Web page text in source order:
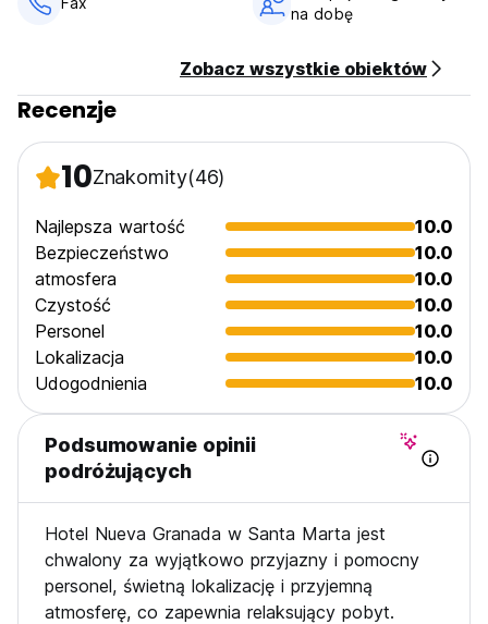
na dobę
Zobacz wszystkie obiektów
Recenzje
10Znakomity(46)
Najlepsza wartość
10.0
Bezpieczeństwo
10.0
atmosfera
10.0
Czystość
10.0
Personel
10.0
Lokalizacja
10.0
Udogodnienia
10.0
Podsumowanie opinii
podróżujących
Hotel Nueva Granada w Santa Marta jest
chwalony za wyjątkowo przyjazny i pomocny
personel, świetną lokalizację i przyjemną
atmosferę, co zapewnia relaksujący pobyt.